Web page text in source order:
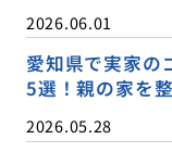
2026.06.01
愛知県で実家の
5選！親の家を
2026.05.28